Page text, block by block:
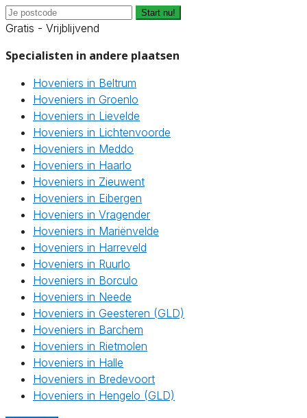
Start nu!
Gratis - Vrijblijvend
Specialisten in andere plaatsen
Hoveniers in Beltrum
Hoveniers in Groenlo
Hoveniers in Lievelde
Hoveniers in Lichtenvoorde
Hoveniers in Meddo
Hoveniers in Haarlo
Hoveniers in Zieuwent
Hoveniers in Eibergen
Hoveniers in Vragender
Hoveniers in Mariënvelde
Hoveniers in Harreveld
Hoveniers in Ruurlo
Hoveniers in Borculo
Hoveniers in Neede
Hoveniers in Geesteren (GLD)
Hoveniers in Barchem
Hoveniers in Rietmolen
Hoveniers in Halle
Hoveniers in Bredevoort
Hoveniers in Hengelo (GLD)